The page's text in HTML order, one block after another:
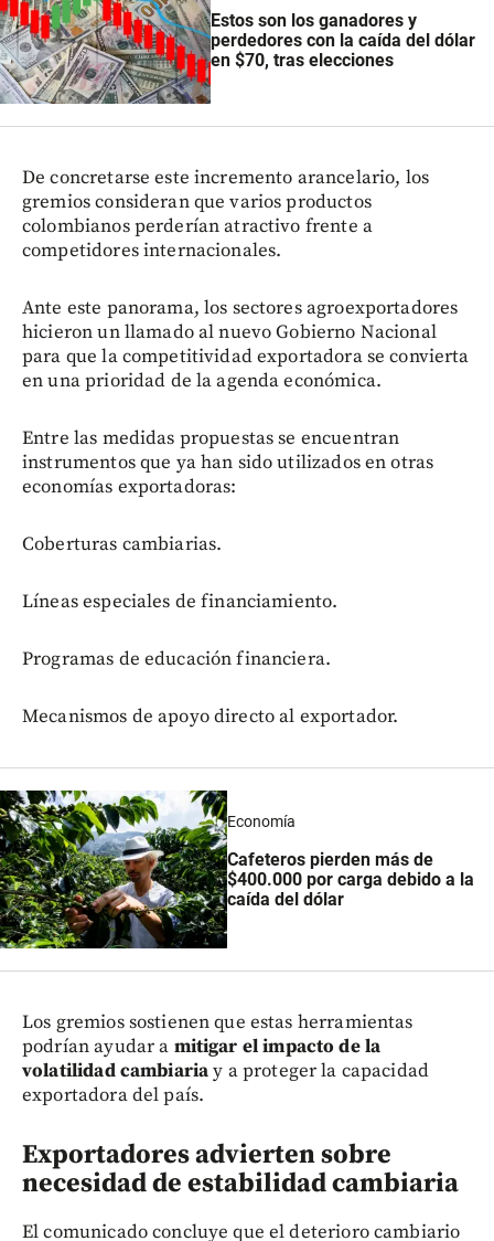
Estos son los ganadores y
perdedores con la caída del dólar
en $70, tras elecciones
De concretarse este incremento arancelario, los
gremios consideran que varios productos
colombianos perderían atractivo frente a
competidores internacionales.
Ante este panorama, los sectores agroexportadores
hicieron un llamado al nuevo Gobierno Nacional
para que la competitividad exportadora se convierta
en una prioridad de la agenda económica.
Entre las medidas propuestas se encuentran
instrumentos que ya han sido utilizados en otras
economías exportadoras:
Coberturas cambiarias.
Líneas especiales de financiamiento.
Programas de educación financiera.
Mecanismos de apoyo directo al exportador.
Economía
Cafeteros pierden más de
$400.000 por carga debido a la
caída del dólar
Los gremios sostienen que estas herramientas
podrían ayudar a mitigar el impacto de la
volatilidad cambiariay a proteger la capacidad
exportadora del país.
Exportadores advierten sobre
necesidad de estabilidad cambiaria
El comunicado concluye que el deterioro cambiario